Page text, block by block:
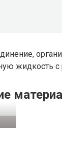
жидкость